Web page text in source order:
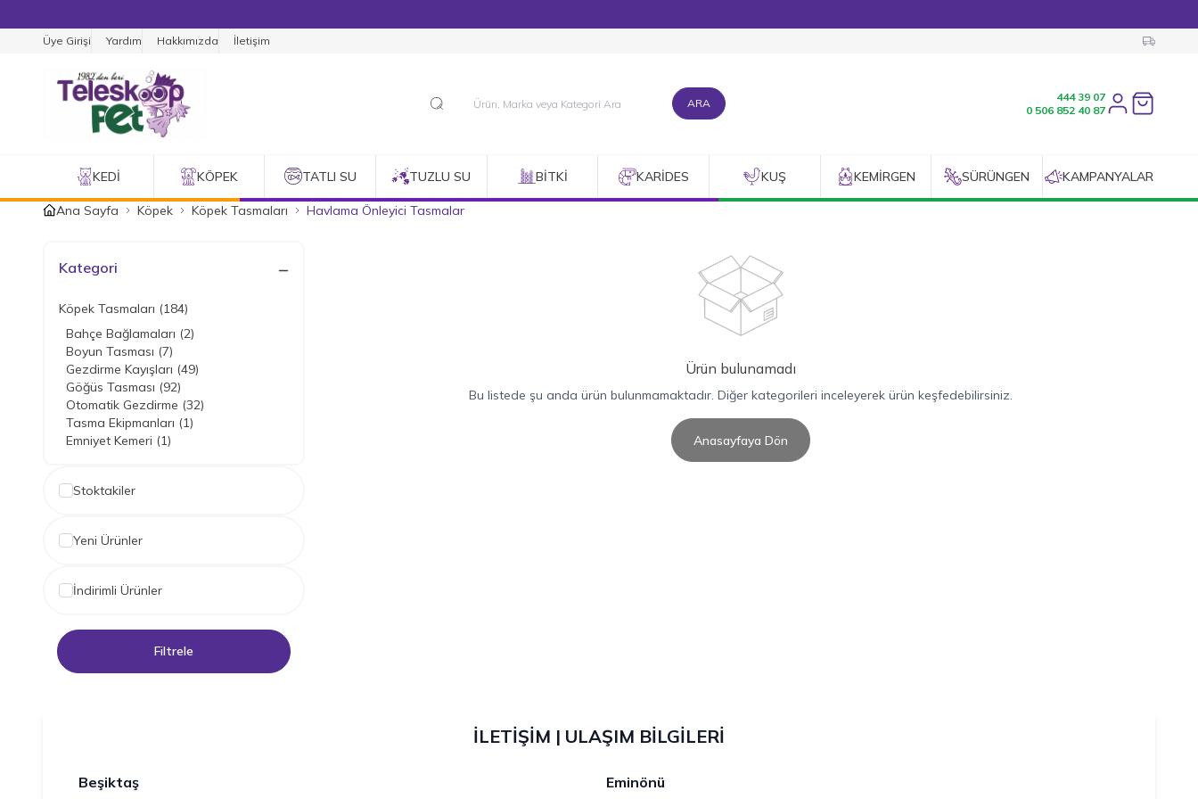
Üye Girişi Yardım Hakkımızda İletişim
ARA
444 39 07
0 506 852 40 87
Favorilerim
KEDI KÖPEK TATLI SU TUZLU SU BITKI KARIDES KUŞ KEMIRGEN SÜRÜNGEN KAMPANYALAR
Ana Sayfa Köpek Köpek Tasmaları Havlama Önleyici Tasmalar
Kategori
Köpek Tasmaları (184)
Bahçe Bağlamaları (2)
Boyun Tasması (7)
Gezdirme Kayışları (49)
Göğüs Tasması (92)
Otomatik Gezdirme (32)
Tasma Ekipmanları (1)
Emniyet Kemeri (1)
Stoktakiler
Yeni Ürünler
İndirimli Ürünler
Filtrele
Ürün bulunamadı
Bu listede şu anda ürün bulunmamaktadır. Diğer kategorileri inceleyerek ürün keşfedebilirsiniz.
Anasayfaya Dön
İLETİŞİM | ULAŞIM BİLGİLERİ
Beşiktaş Eminönü